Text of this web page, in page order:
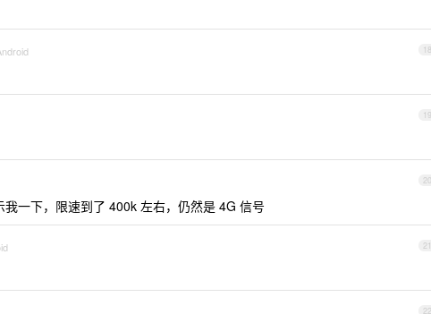
18
19
20
一下，限速到了 400k 左右，仍然是 4G 信号
21
22